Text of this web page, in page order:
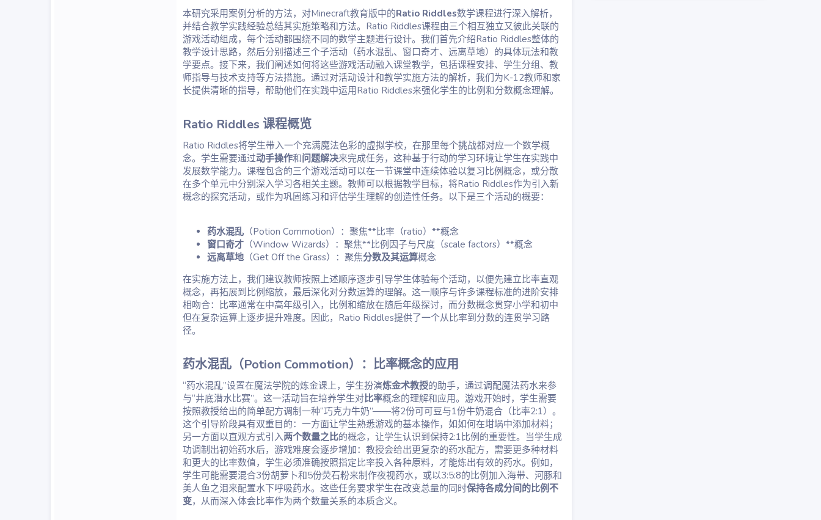
本研究采用案例分析的方法，对Minecraft教育版中的Ratio Riddles数学课程进行深入解析，
并结合教学实践经验总结其实施策略和方法。Ratio Riddles课程由三个相互独立又彼此关联的
游戏活动组成，每个活动都围绕不同的数学主题进行设计。我们首先介绍Ratio Riddles整体的
教学设计思路，然后分别描述三个子活动（药水混乱、窗口奇才、远离草地）的具体玩法和教
学要点。接下来，我们阐述如何将这些游戏活动融入课堂教学，包括课程安排、学生分组、教
师指导与技术支持等方法措施。通过对活动设计和教学实施方法的解析，我们为K-12教师和家
长提供清晰的指导，帮助他们在实践中运用Ratio Riddles来强化学生的比例和分数概念理解。
Ratio Riddles 课程概览​
Ratio Riddles将学生带入一个充满魔法色彩的虚拟学校，在那里每个挑战都对应一个数学概
念。学生需要通过动手操作和问题解决来完成任务，这种基于行动的学习环境让学生在实践中
发展数学能力。课程包含的三个游戏活动可以在一节课堂中连续体验以复习比例概念，或分散
在多个单元中分别深入学习各相关主题。教师可以根据教学目标，将Ratio Riddles作为引入新
概念的探究活动，或作为巩固练习和评估学生理解的创造性任务。以下是三个活动的概要：
药水混乱 （Potion Commotion）：聚焦**比率（ratio）**概念
窗口奇才 （Window Wizards）：聚焦**比例因子与尺度（scale factors）**概念
远离草地 （Get Off the Grass）：聚焦分数及其运算概念
在实施方法上，我们建议教师按照上述顺序逐步引导学生体验每个活动，以便先建立比率直观
概念，再拓展到比例缩放，最后深化对分数运算的理解。这一顺序与许多课程标准的进阶安排
相吻合：比率通常在中高年级引入，比例和缩放在随后年级探讨，而分数概念贯穿小学和初中
但在复杂运算上逐步提升难度。因此，Ratio Riddles提供了一个从比率到分数的连贯学习路
径。
药水混乱（Potion Commotion）：比率概念的应用​
“药水混乱”设置在魔法学院的炼金课上，学生扮演炼金术教授的助手，通过调配魔法药水来参
与“井底潜水比赛”。这一活动旨在培养学生对比率概念的理解和应用。游戏开始时，学生需要
按照教授给出的简单配方调制一种“巧克力牛奶”——将2份可可豆与1份牛奶混合（比率2:1）。
这个引导阶段具有双重目的：一方面让学生熟悉游戏的基本操作，如如何在坩埚中添加材料；
另一方面以直观方式引入两个数量之比的概念，让学生认识到保持2:1比例的重要性。当学生成
功调制出初始药水后，游戏难度会逐步增加：教授会给出更复杂的药水配方，需要更多种材料
和更大的比率数值，学生必须准确按照指定比率投入各种原料，才能炼出有效的药水。例如，
学生可能需要混合3份胡萝卜和5份荧石粉来制作夜视药水，或以3:5:8的比例加入海带、河豚和
美人鱼之泪来配置水下呼吸药水。这些任务要求学生在改变总量的同时保持各成分间的比例不
变，从而深入体会比率作为两个数量关系的本质含义。